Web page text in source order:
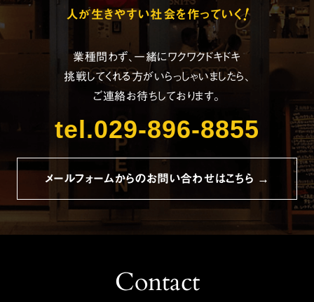
人が生きやすい社会を作っていく!
業種問わず、一緒にワクワクドキドキ
挑戦してくれる方がいらっしゃいましたら、
ご連絡お待ちしております。
tel.029-896-8855
メールフォームからのお問い合わせはこちら →
Contact